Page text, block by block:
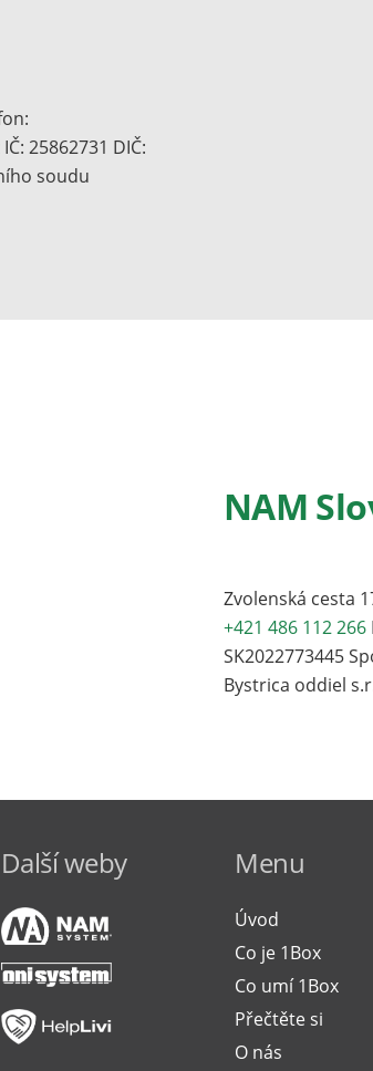
IČ: 25862731 DIČ:
soudu
NAM
Zvolenská cesta
+421 486 112 266
SK2022773445
Bystrica oddiel
Další weby Menu
Úvod
Co je 1Box
Co umí 1Box
Přečtěte si
O nás